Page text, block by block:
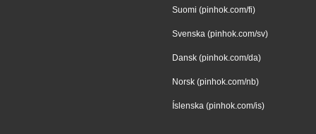
Suomi (pinhok.com/fi)
Svenska (pinhok.com/sv)
Dansk (pinhok.com/da)
Norsk (pinhok.com/nb)
Íslenska (pinhok.com/is)